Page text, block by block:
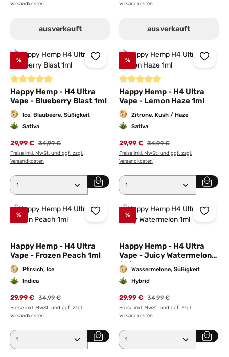
Versandkosten
ausverkauft
Versandkosten
ausverkauft
%
Durchschnittliche Bewertung von 5 von 5 Sternen
Happy Hemp - H4 Ultra
Vape - Blueberry Blast 1ml
Ice, Blaubeere, Süßigkeit
Sativa
29,99 € Regulärer Preis:
34,99 €
Preise inkl. MwSt. und ggf. zzgl.
Versandkosten
Produkt Anzahl: Gib den gewünschten Wert ein
%
Durchschnittliche Bewertung
Happy Hemp - H4 Ultra
Vape - Lemon Haze 1ml
Zitrone, Kush / Haze
Sativa
29,99 € Regulärer Preis:
34,99 €
Preise inkl. MwSt. und ggf. zzgl.
Versandkosten
Produkt Anzahl: Gib den
%
Happy Hemp - H4 Ultra
Vape - Frozen Peach 1ml
Pfirsich, Ice
Indica
29,99 € Regulärer Preis:
34,99 €
Preise inkl. MwSt. und ggf. zzgl.
Versandkosten
Produkt Anzahl: Gib den gewünschten Wert ein
%
Happy Hemp - H4 Ultra
Vape - Juicy Watermelon
1ml
Wassermelone, Süßigkeit
Hybrid
29,99 € Regulärer Preis:
34,99 €
Preise inkl. MwSt. und ggf. zzgl.
Versandkosten
Produkt Anzahl: Gib den